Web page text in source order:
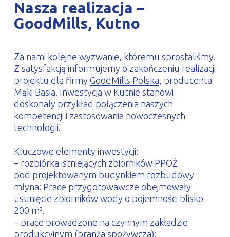
PROFILAR – profile zimnogięte
DE
Nasza realizacja –
GoodMills, Kutno
Za nami kolejne wyzwanie, któremu sprostaliśmy.
Z satysfakcją informujemy o zakończeniu realizacji
projektu dla firmy GoodMills Polska, producenta
Mąki Basia. Inwestycja w Kutnie stanowi
doskonały przykład połączenia naszych
kompetencji i zastosowania nowoczesnych
technologii.
Kluczowe elementy inwestycji:
– rozbiórka istniejących zbiorników PPOŻ
pod projektowanym budynkiem rozbudowy
młyna: Prace przygotowawcze obejmowały
usunięcie zbiorników wody o pojemności blisko
200 m³.
– prace prowadzone na czynnym zakładzie
produkcyjnym (branża spożywcza):